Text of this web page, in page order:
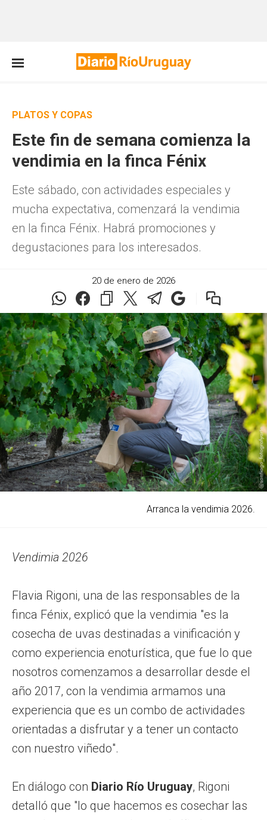
PLATOS Y COPAS
Este fin de semana comienza la
vendimia en la finca Fénix
Este sábado, con actividades especiales y
mucha expectativa, comenzará la vendimia
en la finca Fénix. Habrá promociones y
degustaciones para los interesados.
20 de enero de 2026
Arranca la vendimia 2026.
Vendimia 2026
Flavia Rigoni, una de las responsables de la
finca Fénix, explicó que la vendimia "es la
cosecha de uvas destinadas a vinificación y
como experiencia enoturística, que fue lo que
nosotros comenzamos a desarrollar desde el
año 2017, con la vendimia armamos una
experiencia que es un combo de actividades
orientadas a disfrutar y a tener un contacto
con nuestro viñedo".
En diálogo con Diario Río Uruguay, Rigoni
detalló que "lo que hacemos es cosechar las